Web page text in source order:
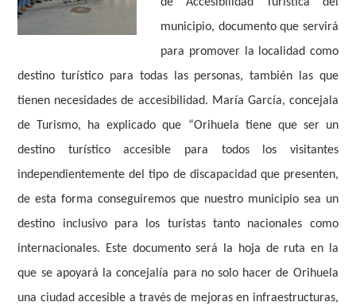
de Accesibilidad Turística del
municipio, documento que servirá
para promover la localidad como
destino turístico para todas las personas, también las que
tienen necesidades de accesibilidad. María García, concejala
de Turismo, ha explicado que “Orihuela tiene que ser un
destino turístico accesible para todos los visitantes
independientemente del tipo de discapacidad que presenten,
de esta forma conseguiremos que nuestro municipio sea un
destino inclusivo para los turistas tanto nacionales como
internacionales. Este documento será la hoja de ruta en la
que se apoyará la concejalía para no solo hacer de Orihuela
una ciudad accesible a través de mejoras en infraestructuras,